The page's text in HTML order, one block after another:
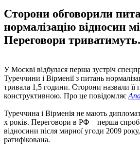
Сторони обговорили
нормалізацію відносин
Переговори триватимуть.
У Москві відбулася перша зустріч
Туреччини і Вірменії з питань
тривала 1,5 години. Сторони назвали її
конструктивною. Про це повідомляє
Туреччина і Вірменія не мають
х років. Переговори в РФ – перша
відносини після мирної угоди 2009 року,
ратифікована.